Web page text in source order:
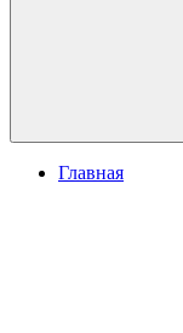
Главная